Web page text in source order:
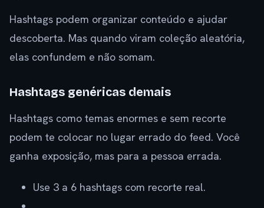
Hashtags podem organizar conteúdo e ajudar
descoberta. Mas quando viram coleção aleatória,
elas confundem e não somam.
Hashtags genéricas demais
Hashtags como temas enormes e sem recorte
podem te colocar no lugar errado do feed. Você
ganha exposição, mas para a pessoa errada.
Use 3 a 6 hashtags com recorte real.